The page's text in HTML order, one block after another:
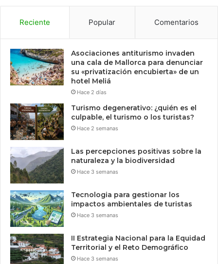
Reciente Popular Comentarios
Asociaciones antiturismo invaden
una cala de Mallorca para denunciar
su «privatización encubierta» de un
hotel Meliá
Hace 2 días
Turismo degenerativo: ¿quién es el
culpable, el turismo o los turistas?
Hace 2 semanas
Las percepciones positivas sobre la
naturaleza y la biodiversidad
Hace 3 semanas
Tecnologia para gestionar los
impactos ambientales de turistas
Hace 3 semanas
II Estrategia Nacional para la Equidad
Territorial y el Reto Demográfico
Hace 3 semanas